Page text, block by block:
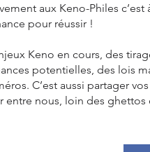
aux Keno-Philes
pour réussir !
Keno en cours, des
potentielles, des lois
C’est aussi partager
nous, loin des ghettos